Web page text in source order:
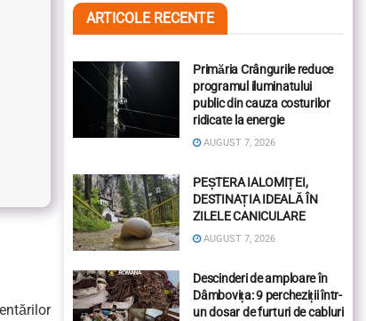
ARTICOLE RECENTE
Primăria Crângurile reduce
programul iluminatului
public din cauza costurilor
ridicate la energie
AUGUST 7, 2026
PEȘTERA IALOMIȚEI,
DESTINAȚIA IDEALĂ ÎN
ZILELE CANICULARE
AUGUST 7, 2026
Descinderi de amploare în
Dâmbovița: 9 percheziții într-
un dosar de furturi de cabluri